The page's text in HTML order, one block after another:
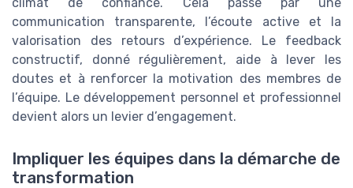
communication transparente, l’écoute active et la
valorisation des retours d’expérience. Le feedback
constructif, donné régulièrement, aide à lever les
doutes et à renforcer la motivation des membres de
l’équipe. Le développement personnel et professionnel
devient alors un levier d’engagement.
Impliquer les équipes dans la démarche de
transformation